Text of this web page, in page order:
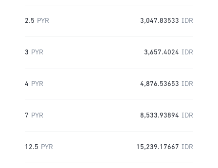
2.5 PYR 3,047.83533 IDR
3 PYR 3,657.4024 IDR
4 PYR 4,876.53653 IDR
7 PYR 8,533.93894 IDR
12.5 PYR 15,239.17667 IDR